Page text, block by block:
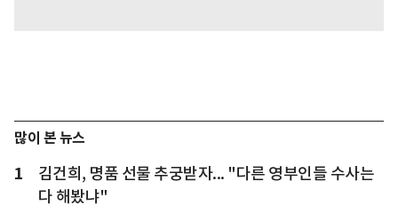
많이 본 뉴스
1
김건희, 명품 선물 추궁받자... "다른 영부인들 수사는
다 해봤냐"